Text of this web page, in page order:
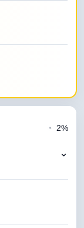
◔ 2%
⌄